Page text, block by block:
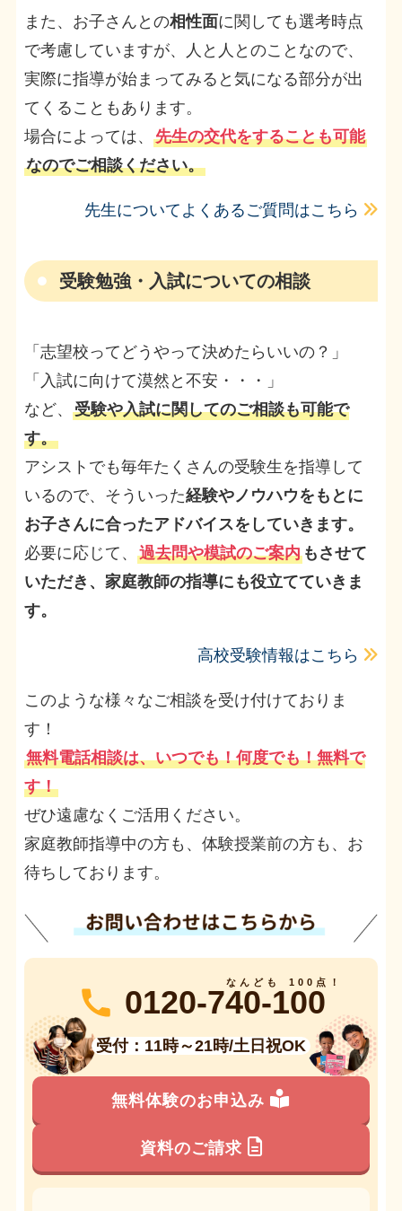
また、お子さんとの相性面に関しても選考時点
で考慮していますが、人と人とのことなので、
実際に指導が始まってみると気になる部分が出
てくることもあります。
場合によっては、 先生の交代をすることも可能
なのでご相談ください。
先生についてよくあるご質問はこちら
受験勉強・入試についての相談
「志望校ってどうやって決めたらいいの？」
「入試に向けて漠然と不安・・・」
など、 受験や入試に関してのご相談も可能で
す。
アシストでも毎年たくさんの受験生を指導して
いるので、そういった経験やノウハウをもとに
お子さんに合ったアドバイスをしていきます。
必要に応じて、 過去問や模試のご案内もさせて
いただき、家庭教師の指導にも役立てていきま
す。
高校受験情報はこちら
このような様々なご相談を受け付けておりま
す！
無料電話相談は、いつでも！何度でも！無料で
す！
ぜひ遠慮なくご活用ください。
家庭教師指導中の方も、体験授業前の方も、お
待ちしております。
0120-740-100
受付：11時～21時/土日祝OK
無料体験のお申込み
資料のご請求